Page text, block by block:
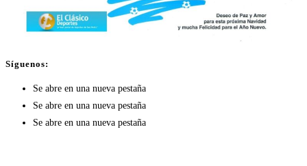
Síguenos:
Se abre en una nueva pestaña
Se abre en una nueva pestaña
Se abre en una nueva pestaña